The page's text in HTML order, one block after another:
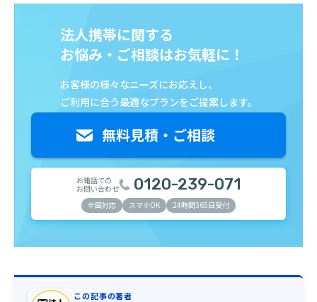
法人携帯に関する
お悩み・ご相談はお気軽に！
お客様の様々なニーズにお応えし、
ご利用に合う最適なプランをご提案します。
お電話での
お問い合わせ
0120-239-071
全国対応 スマホOK 24時間365日受付
この記事の著者